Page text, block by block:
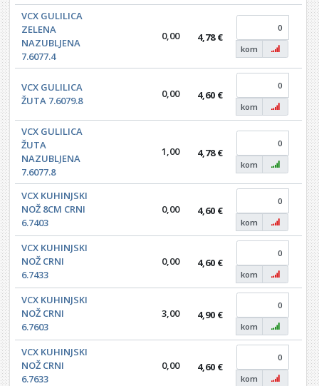
VCX GULILICA
ZELENA
NAZUBLJENA
7.6077.4
0,00 4,78 €
kom
VCX GULILICA
ŽUTA 7.6079.8
0,00 4,60 €
kom
VCX GULILICA
ŽUTA
NAZUBLJENA
7.6077.8
1,00 4,78 €
kom
VCX KUHINJSKI
NOŽ 8CM CRNI
6.7403
0,00 4,60 €
kom
VCX KUHINJSKI
NOŽ CRNI
6.7433
0,00 4,60 €
kom
VCX KUHINJSKI
NOŽ CRNI
6.7603
3,00 4,90 €
kom
VCX KUHINJSKI
NOŽ CRNI
6.7633
0,00 4,60 €
kom